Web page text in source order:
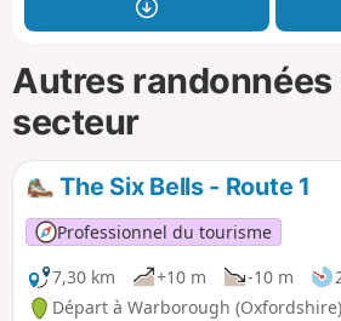
Autres randonnées
secteur
The Six Bells - Route 1
Professionnel du tourisme
7,30 km
+10 m -10 m
Départ à Warborough (Oxfordshire)